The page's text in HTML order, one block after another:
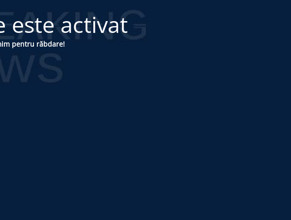
activat
pentru răbdare!